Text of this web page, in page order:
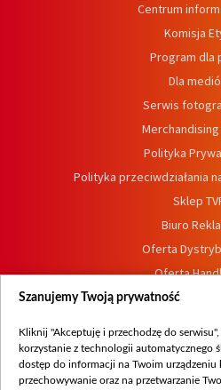
Centrum
Komisja
Program dla
Dla
Serwis
Merchandising
Polityka
Polityka przeciwdziałania
Sklep
Biuro
Oferta
Oferta
Dostępność
Procedura zgłoszeń
Szanujemy Twoją prywatność
Kliknij "Akceptuję i przechodzę do
korzystanie z technologii automatycznego
dostęp do informacji na Twoim urządzeniu
przechowywanie oraz na przetwarzanie